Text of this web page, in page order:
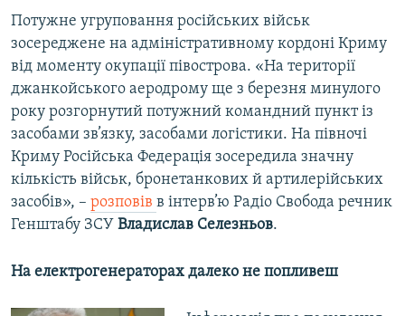
Потужне угруповання російських військ
зосереджене на адміністративному кордоні Криму
від моменту окупації півострова. «На території
джанкойського аеродрому ще з березня минулого
року розгорнутий потужний командний пункт із
засобами зв’язку, засобами логістики. На півночі
Криму Російська Федерація зосередила значну
кількість військ, бронетанкових й артилерійських
засобів», – розповів в інтерв’ю Радіо Свобода речник
Генштабу ЗСУ Владислав Селезньов.
На електрогенераторах далеко не попливеш